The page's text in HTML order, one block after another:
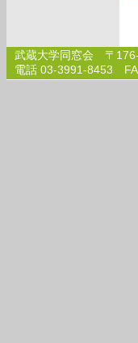
武蔵大学同窓会 〒
電話 03-3991-8453